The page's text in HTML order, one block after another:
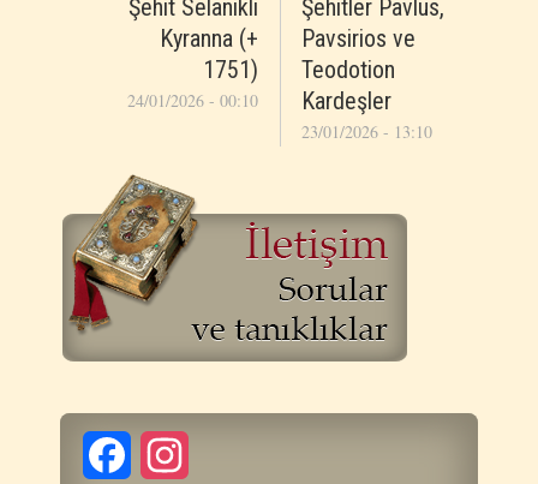
Şehit Selanikli
Kyranna (+
1751)
24/01/2026 - 00:10
Şehitler Pavlus,
Pavsirios ve
Teodotion
Kardeşler
23/01/2026 - 13:10
Facebook